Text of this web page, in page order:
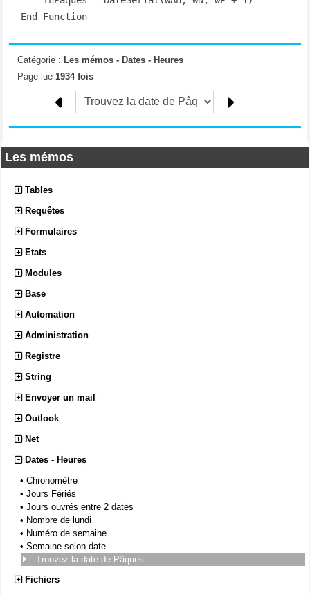
Les mémos
Tables
Requêtes
Formulaires
Etats
Modules
Base
Automation
Administration
Registre
String
Envoyer un mail
Outlook
Net
Dates - Heures
• Chronomètre
• Jours Fériés
• Jours ouvrés entre 2 dates
• Nombre de lundi
• Numéro de semaine
• Semaine selon date
Trouvez la date de Pâques
Fichiers
End Function
Catégorie : Les mémos - Dates - Heures
Page lue 1934 fois